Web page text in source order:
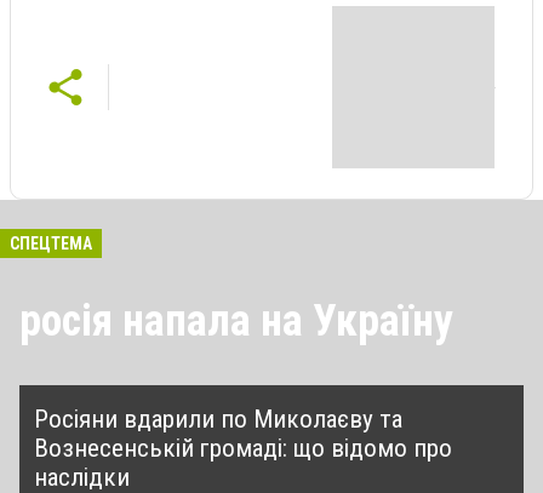
СПЕЦТЕМА
росія напала на Україну
Росіяни вдарили по Миколаєву та
Вознесенській громаді: що відомо про
наслідки